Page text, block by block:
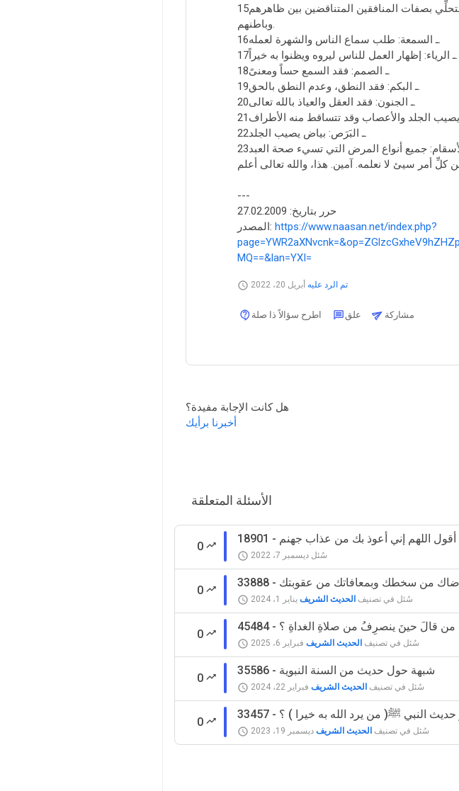
15ـ النِّفاق: إظهار الإيمان وإبطان الكفر، أو التحلِّي بصفات المنافقين المتناقضين بين ظاهرهم
وباطنهم.
16ـ السمعة: طلب سماع الناس والشهرة لعمله.
17ـ الرياء: إظهار العمل للناس ليروه ويظنوا به خيراً.
18ـ الصمم: فقد السمع حساً ومعنىً.
19ـ البكم: فقد النطق، وعدم النطق بالحق.
20ـ الجنون: فقد العقل والعياذ بالله تعالى.
22ـ البَرَص: بياض يصيب الجلد.
---
حرر بتاريخ: 27.02.2009
المصدر: https://www.naasan.net/index.php?
MQ==&lan=YXI=
تم الرد عليه أبريل 20، 2022
اطرح سؤالاً ذا صلة علق مشاركة
هل كانت الإجابة مفيدة؟
أخبرنا برأيك
الأسئلة المتعلقة
0
أقول اللهم إني أعوذ بك من عذاب جهنم
سُئل ديسمبر 7، 2022
0
برضاك من سخطك وبمعافاتك من عقوبتك
سُئل في تصنيف الحديث الشريف يناير 1، 2024
0
من قالَ حينَ ينصرِفُ من صلاةِ الغداةِ ؟
سُئل في تصنيف الحديث الشريف فبراير 6، 2025
0
35586 - شبهة حول حديث من السنة النبوية
سُئل في تصنيف الحديث الشريف فبراير 22، 2024
0
حديث النبي ﷺ( من يرد الله به خيرا ) ؟
سُئل في تصنيف الحديث الشريف ديسمبر 19، 2023